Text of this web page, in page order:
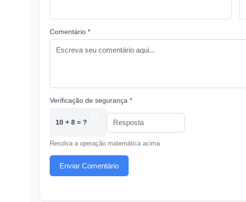
Comentário *
Verificação de segurança *
10 + 8 = ?
Resolva a operação matemática acima
Enviar Comentário